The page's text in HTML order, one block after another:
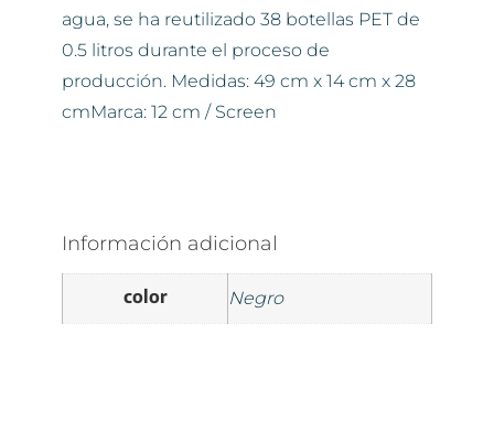
agua, se ha reutilizado 38 botellas PET de
0.5 litros durante el proceso de
producción. Medidas: 49 cm x 14 cm x 28
cmMarca: 12 cm / Screen
Información adicional
color Negro